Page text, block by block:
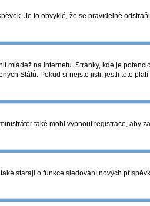
Je to obvyklé, že se pravidelně
na internetu. Stránky, kde je
Států. Pokud si nejste jisti, jestli toto
také mohl vypnout registrace, aby
starají o funkce sledování nových